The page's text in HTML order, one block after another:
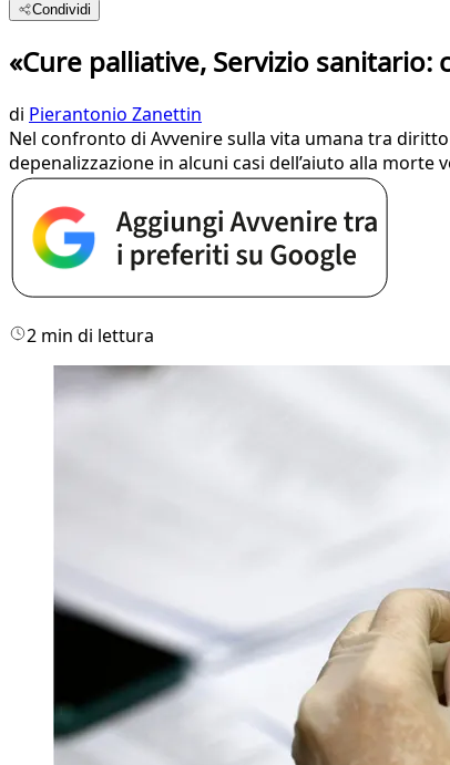
Condividi
«Cure palliative, Servizio
di Pierantonio Zanettin
Nel confronto di Avvenire sulla vita umana tra
depenalizzazione in alcuni casi dell’aiuto alla morte
2 min di lettura